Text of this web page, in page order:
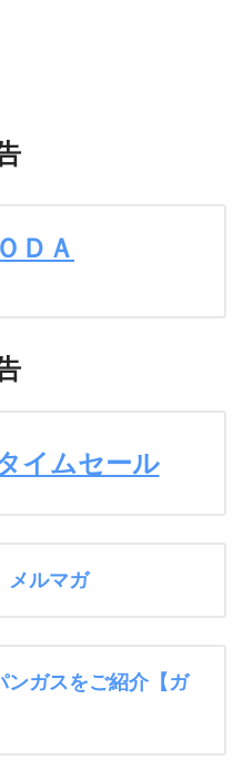
ＤＡ
イムセール
メルマガ
ンガスをご紹介【ガ